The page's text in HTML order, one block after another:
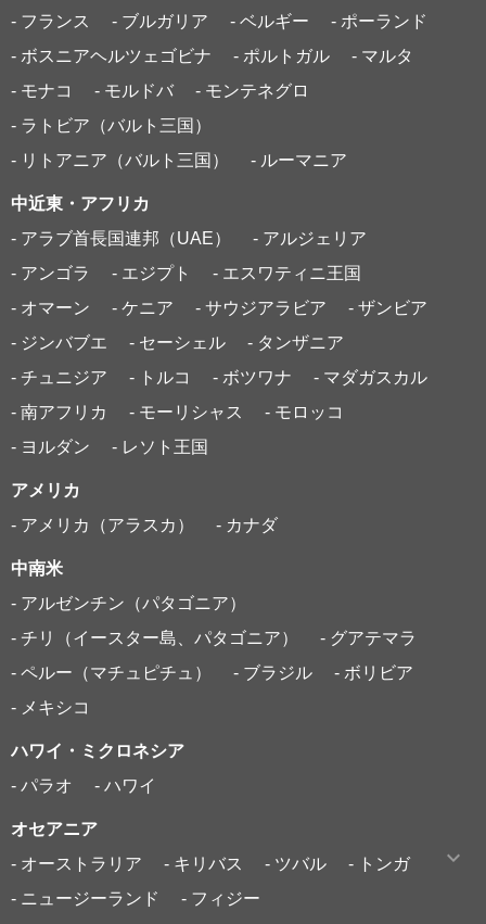
- フランス
- ブルガリア - ベルギー
- ポーランド
- ボスニアヘルツェゴビナ
- ポルトガル
- マルタ
- モナコ
- モルドバ
- モンテネグロ
- ラトビア（バルト三国）
- リトアニア（バルト三国）
- ルーマニア
中近東・アフリカ
- アラブ首長国連邦（UAE）
- アルジェリア
- アンゴラ
- エジプト
- エスワティニ王国
- オマーン
- ケニア - サウジアラビア
- ザンビア
- ジンバブエ
- セーシェル
- タンザニア
- チュニジア
- トルコ - ボツワナ
- マダガスカル
- 南アフリカ
- モーリシャス
- モロッコ
- ヨルダン
- レソト王国
アメリカ
- アメリカ（アラスカ）
- カナダ
中南米
- アルゼンチン（パタゴニア）
- チリ（イースター島、パタゴニア）
- グアテマラ
- ペルー（マチュピチュ）
- ブラジル
- ボリビア
- メキシコ
ハワイ・ミクロネシア
- パラオ
- ハワイ
オセアニア
- オーストラリア
- キリバス - ツバル
- トンガ
- ニュージーランド
- フィジー